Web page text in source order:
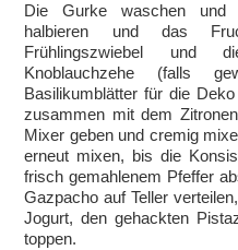
Die Gurke waschen und
halbieren und das
Frühlingszwiebel und
Knoblauchzehe (falls
Basilikumblätter für die
zusammen mit dem
Mixer geben und cremig
erneut mixen, bis die
frisch gemahlenem Pfeffer
Gazpacho auf Teller
Jogurt, den gehackten
toppen.